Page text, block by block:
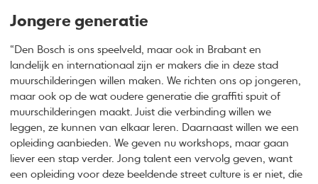
Jongere generatie
“Den Bosch is ons speelveld, maar ook in Brabant en
landelijk en internationaal zijn er makers die in deze stad
muurschilderingen willen maken. We richten ons op jongeren,
maar ook op de wat oudere generatie die graffiti spuit of
muurschilderingen maakt. Juist die verbinding willen we
leggen, ze kunnen van elkaar leren. Daarnaast willen we een
opleiding aanbieden. We geven nu workshops, maar gaan
liever een stap verder. Jong talent een vervolg geven, want
een opleiding voor deze beeldende street culture is er niet, die